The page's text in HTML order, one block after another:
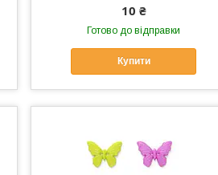
10 ₴
Готово до відправки
Купити